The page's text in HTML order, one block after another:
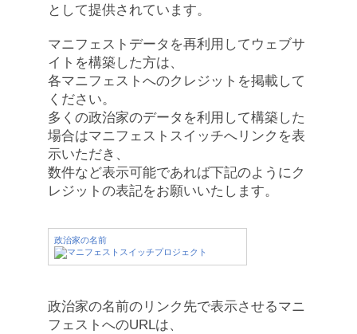
として提供されています。
マニフェストデータを再利用してウェブサ
イトを構築した方は、
各マニフェストへのクレジットを掲載して
ください。
多くの政治家のデータを利用して構築した
場合はマニフェストスイッチへリンクを表
示いただき、
数件など表示可能であれば下記のようにク
レジットの表記をお願いいたします。
政治家の名前
政治家の名前のリンク先で表示させるマニ
フェストへのURLは、